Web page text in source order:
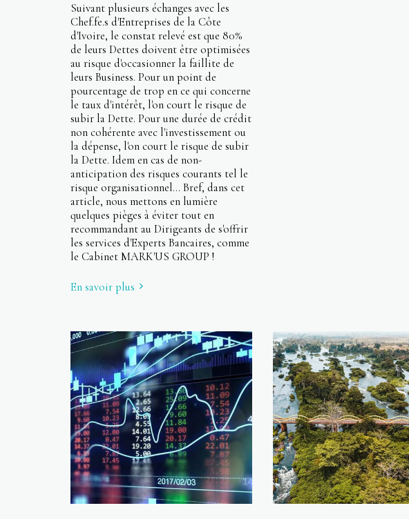
Suivant plusieurs échanges avec les
Chef.fe.s d'Entreprises de la Côte
d'Ivoire, le constat relevé est que 80%
de leurs Dettes doivent être optimisées
au risque d'occasionner la faillite de
leurs Business. Pour un point de
pourcentage de trop en ce qui concerne
le taux d'intérêt, l'on court le risque de
subir la Dette. Pour une durée de crédit
non cohérente avec l'investissement ou
la dépense, l'on court le risque de subir
la Dette. Idem en cas de non-
anticipation des risques courants tel le
risque organisationnel... Bref, dans cet
article, nous mettons en lumière
quelques pièges à éviter tout en
recommandant au Dirigeants de s'offrir
les services d'Experts Bancaires, comme
le Cabinet MARK'US GROUP !
En savoir plus